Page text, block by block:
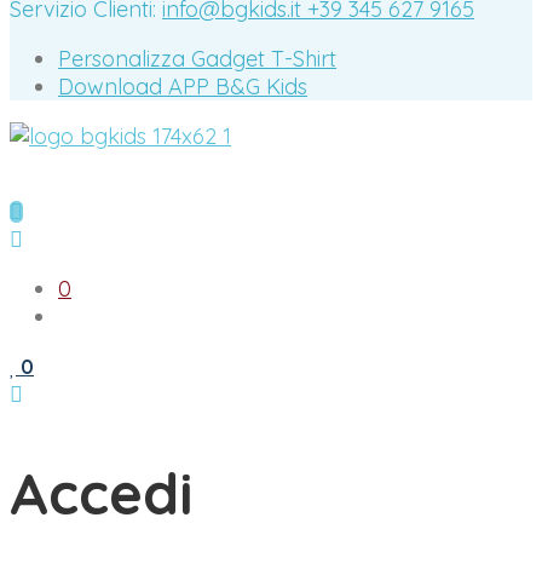
Servizio Clienti: info@bgkids.it +39 345 627 9165
Personalizza Gadget T-Shirt
Download APP B&G Kids
0
0
Accedi